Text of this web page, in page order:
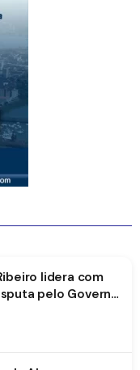
lidera com
pelo Governo